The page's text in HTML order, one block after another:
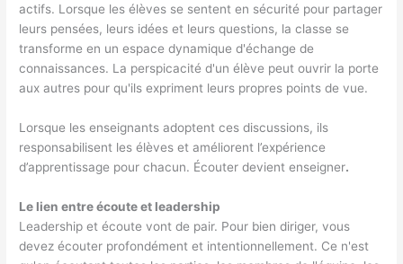
actifs. Lorsque les élèves se sentent en sécurité pour partager
leurs pensées, leurs idées et leurs questions, la classe se
transforme en un espace dynamique d'échange de
connaissances. La perspicacité d'un élève peut ouvrir la porte
aux autres pour qu'ils expriment leurs propres points de vue.
Lorsque les enseignants adoptent ces discussions, ils
responsabilisent les élèves et améliorent l’expérience
d’apprentissage pour chacun. Écouter devient enseigner.
Le lien entre écoute et leadership
Leadership et écoute vont de pair. Pour bien diriger, vous
devez écouter profondément et intentionnellement. Ce n'est